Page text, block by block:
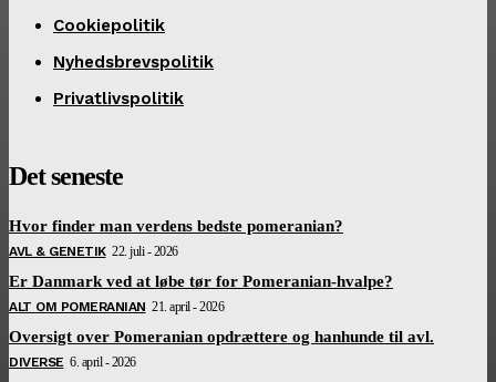
Cookiepolitik
Nyhedsbrevspolitik
Privatlivspolitik
Det seneste
Hvor finder man verdens bedste pomeranian?
AVL & GENETIK 22. juli - 2026
Er Danmark ved at løbe tør for Pomeranian-hvalpe?
ALT OM POMERANIAN 21. april - 2026
Oversigt over Pomeranian opdrættere og hanhunde til avl.
DIVERSE 6. april - 2026